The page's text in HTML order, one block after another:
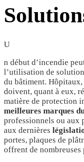
U
n début d’incendie
l’utilisation de
du bâtiment. Hôpitaux,
doivent, quant à eux,
matière de protection
meilleures marques
professionnels ou aux
aux dernières
portes, plaques de
offrent de